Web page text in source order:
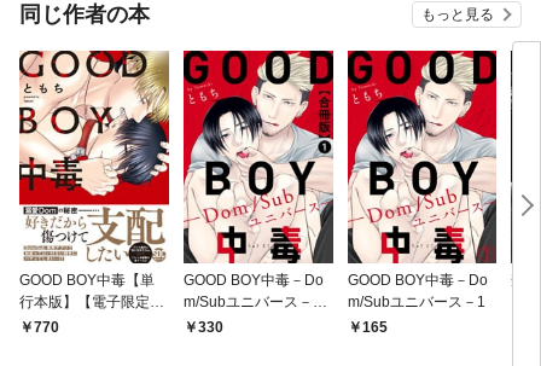
同じ作者の本 もっと見る
GOOD BOY中毒【単
行本版】【電子限定特
典付き】
770
GOOD BOY中毒－Do
m/Subユニバース－合
冊版1
330
GOOD BOY中毒－Do
m/Subユニバース－1
165
禁